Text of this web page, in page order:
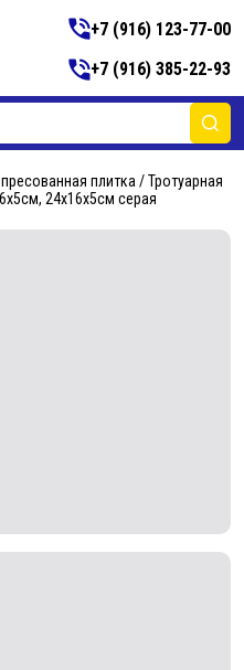
+7 (916) 123-77-00
+7 (916) 385-22-93
плитка / Тротуарная
24х16х5см серая